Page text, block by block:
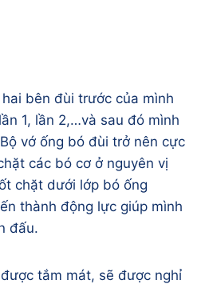
bên đùi trước của mình
1, lần 2,…và sau đó mình
vớ ống bó đùi trở nên cực
các bó cơ ở nguyên vị
chặt dưới lớp bó ống
thành động lực giúp mình
đấu.
tắm mát, sẽ được nghỉ